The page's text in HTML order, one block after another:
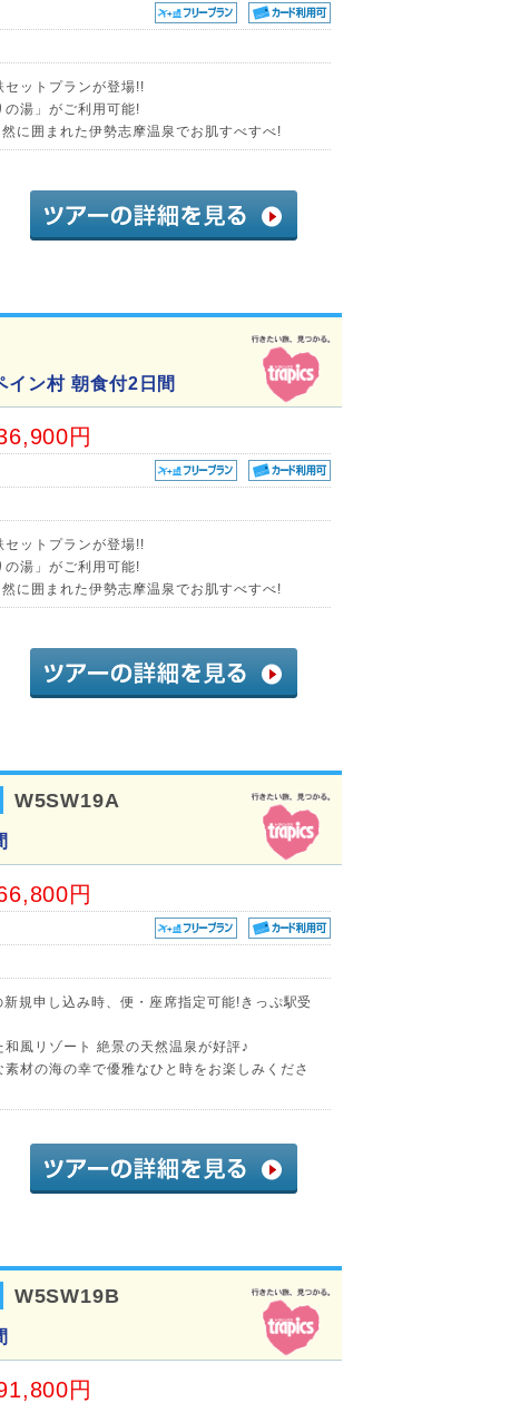
セットプランが登場!!
の湯」がご利用可能!
に囲まれた伊勢志摩温泉でお肌すべすべ!
イン村 朝食付2日間
円
セットプランが登場!!
の湯」がご利用可能!
に囲まれた伊勢志摩温泉でお肌すべすべ!
W5SW19A
円
規申し込み時、便・座席指定可能!きっぷ駅受
風リゾート 絶景の天然温泉が好評♪
材の海の幸で優雅なひと時をお楽しみくださ
W5SW19B
円